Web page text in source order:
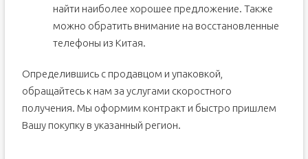
найти наиболее хорошее предложение. Также
можно обратить внимание на восстановленные
телефоны из Китая.
Определившись с продавцом и упаковкой,
обращайтесь к нам за услугами скоростного
получения. Мы оформим контракт и быстро пришлем
Вашу покупку в указанный регион.